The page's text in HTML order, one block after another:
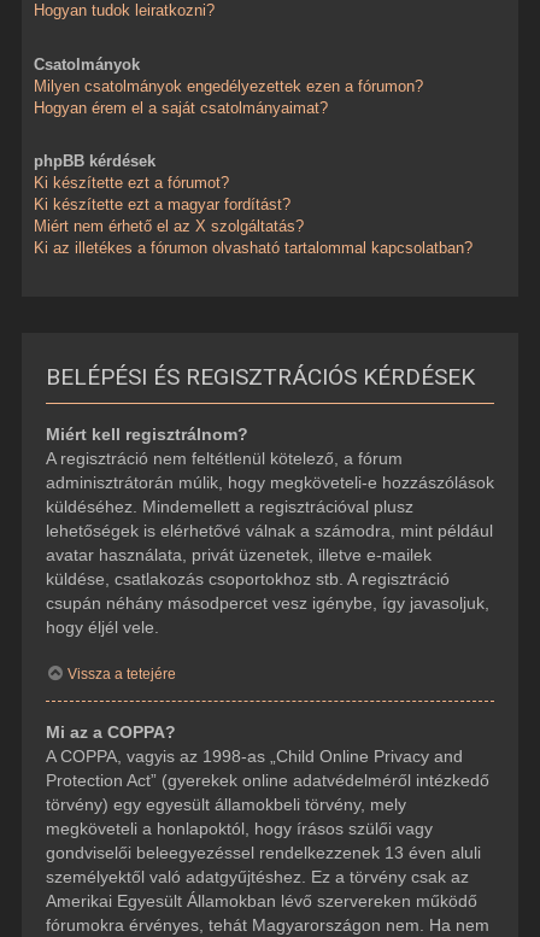
Hogyan tudok leiratkozni?
Csatolmányok
Milyen csatolmányok engedélyezettek ezen a fórumon?
Hogyan érem el a saját csatolmányaimat?
phpBB kérdések
Ki készítette ezt a fórumot?
Ki készítette ezt a magyar fordítást?
Miért nem érhető el az X szolgáltatás?
Ki az illetékes a fórumon olvasható tartalommal kapcsolatban?
BELÉPÉSI ÉS REGISZTRÁCIÓS KÉRDÉSEK
Miért kell regisztrálnom?
A regisztráció nem feltétlenül kötelező, a fórum
adminisztrátorán múlik, hogy megköveteli-e hozzászólások
küldéséhez. Mindemellett a regisztrációval plusz
lehetőségek is elérhetővé válnak a számodra, mint például
avatar használata, privát üzenetek, illetve e-mailek
küldése, csatlakozás csoportokhoz stb. A regisztráció
csupán néhány másodpercet vesz igénybe, így javasoljuk,
hogy éljél vele.
Vissza a tetejére
Mi az a COPPA?
A COPPA, vagyis az 1998-as „Child Online Privacy and
Protection Act” (gyerekek online adatvédelméről intézkedő
törvény) egy egyesült államokbeli törvény, mely
megköveteli a honlapoktól, hogy írásos szülői vagy
gondviselői beleegyezéssel rendelkezzenek 13 éven aluli
személyektől való adatgyűjtéshez. Ez a törvény csak az
Amerikai Egyesült Államokban lévő szervereken működő
fórumokra érvényes, tehát Magyarországon nem. Ha nem